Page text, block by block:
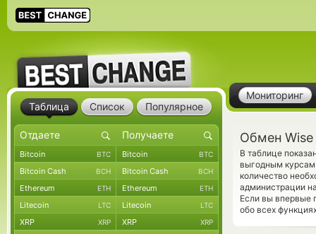
Мониторинг
Обмен Wise
В таблице
выгодным
количество
администрации
Если вы впервые
обо всех
Таблица Список Популярное
Bitcoin BTC Bitcoin BTC
Bitcoin Cash BCH Bitcoin Cash BCH
Ethereum ETH Ethereum ETH
Litecoin LTC Litecoin LTC
XRP XRP XRP XRP